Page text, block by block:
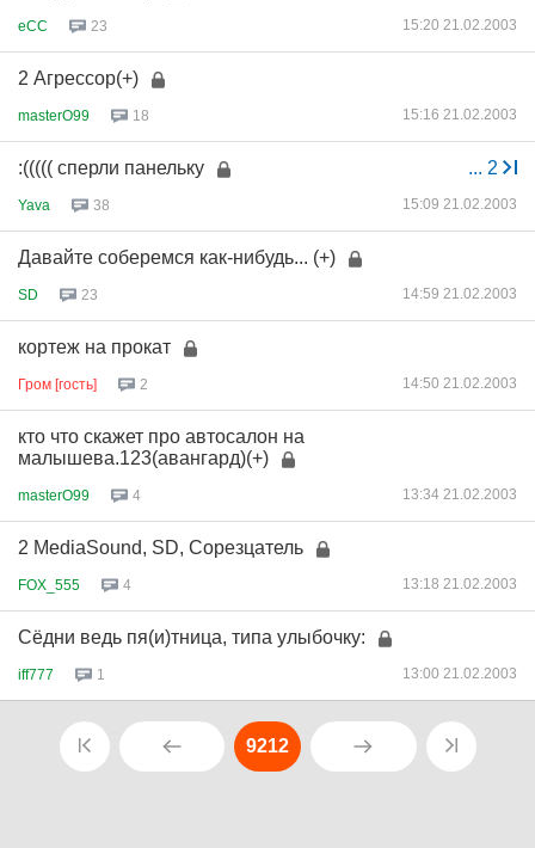
eCC 23 15:20 21.02.2003
2 Агрессор(+)
masterO99 18 15:16 21.02.2003
... 2
:((((( сперли панельку
Yava 38 15:09 21.02.2003
Давайте соберемся как-нибудь... (+)
SD 23 14:59 21.02.2003
кортеж на прокат
Гром [гость] 2 14:50 21.02.2003
кто что скажет про автосалон на
малышева.123(авангард)(+)
masterO99 4 13:34 21.02.2003
2 MediaSound, SD, Сорезцатель
FOX_555 4 13:18 21.02.2003
Сёдни ведь пя(и)тница, типа улыбочку:
iff777 1 13:00 21.02.2003
9212